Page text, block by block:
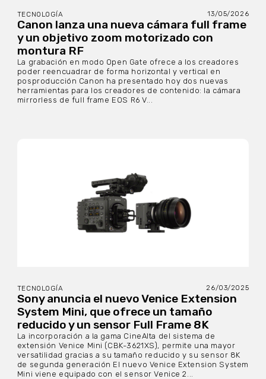
TECNOLOGÍA 13/05/2026
Canon lanza una nueva cámara full frame
y un objetivo zoom motorizado con
montura RF
La grabación en modo Open Gate ofrece a los creadores
poder reencuadrar de forma horizontal y vertical en
posproducción Canon ha presentado hoy dos nuevas
herramientas para los creadores de contenido: la cámara
mirrorless de full frame EOS R6 V...
TECNOLOGÍA 26/03/2025
Sony anuncia el nuevo Venice Extension
System Mini, que ofrece un tamaño
reducido y un sensor Full Frame 8K
La incorporación a la gama CineAlta del sistema de
extensión Venice Mini (CBK-3621XS), permite una mayor
versatilidad gracias a su tamaño reducido y su sensor 8K
de segunda generación El nuevo Venice Extension System
Mini viene equipado con el sensor Venice 2...